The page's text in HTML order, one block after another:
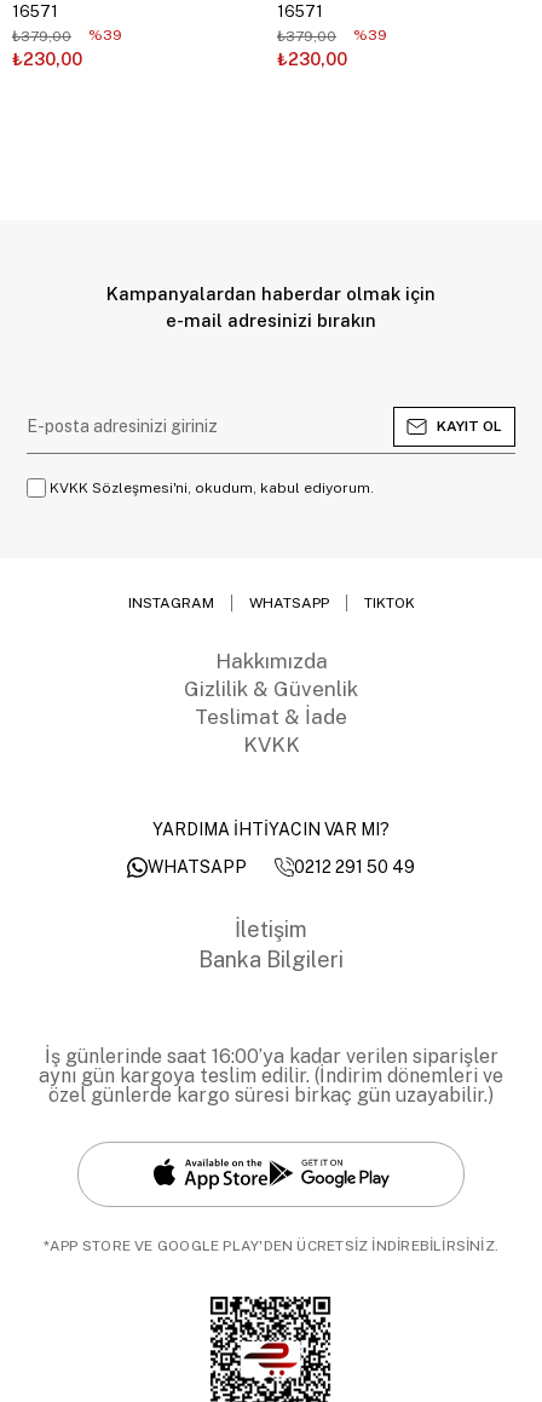
16571
₺230,00
₺379,00 %39
16571
₺230,00
₺379,00 %39
Kampanyalardan haberdar olmak için
e-mail adresinizi bırakın
KAYIT OL
KVKK Sözleşmesi'ni, okudum, kabul ediyorum.
INSTAGRAM WHATSAPP TIKTOK
Hakkımızda
Gizlilik & Güvenlik
Teslimat & İade
KVKK
YARDIMA İHTİYACIN VAR MI?
WHATSAPP
0212 291 50 49
İletişim
Banka Bilgileri
İş günlerinde saat 16:00’ya kadar verilen siparişler
aynı gün kargoya teslim edilir. (İndirim dönemleri ve
özel günlerde kargo süresi birkaç gün uzayabilir.)
*APP STORE VE GOOGLE PLAY'DEN ÜCRETSİZ İNDİREBİLİRSİNİZ.